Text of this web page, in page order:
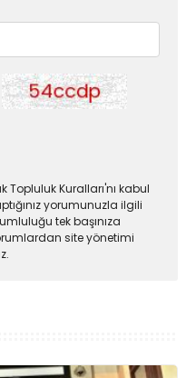
Kuralları'nı kabul
yorumunuzla ilgili
tek başınıza
site yönetimi